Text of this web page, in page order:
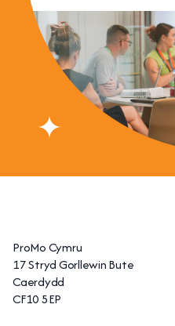
ProMo Cymru
17 Stryd Gorllewin Bute
Caerdydd
CF10 5EP